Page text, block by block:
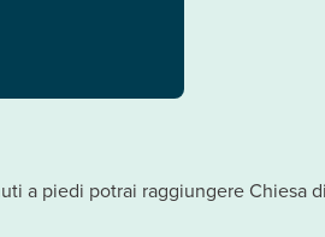
a piedi potrai raggiungere Chiesa